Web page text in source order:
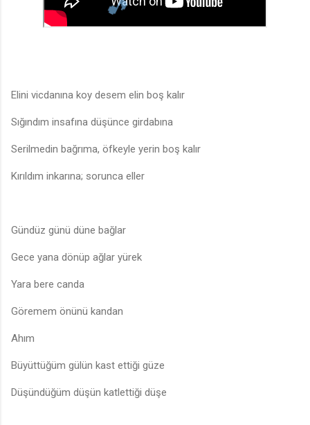
Elini vicdanına koy desem elin boş kalır
Sığındım insafına düşünce girdabına
Serilmedin bağrıma, öfkeyle yerin boş kalır
Kırıldım inkarına; sorunca eller
Gündüz günü düne bağlar
Gece yana dönüp ağlar yürek
Yara bere canda
Göremem önünü kandan
Ahım
Büyüttüğüm gülün kast ettiği güze
Düşündüğüm düşün katlettiği düşe
🎶